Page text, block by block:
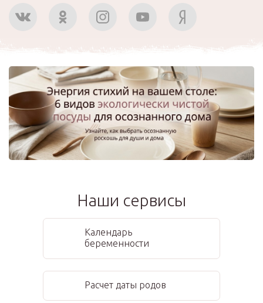
Наши сервисы
Календарь
беременности
Расчет даты родов